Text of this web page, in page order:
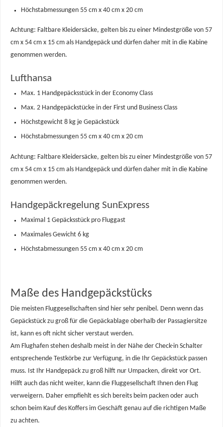
Höchstabmessungen 55 cm x 40 cm x 20 cm
Achtung: Faltbare Kleidersäcke, gelten bis zu einer Mindestgröße von 57
cm x 54 cm x 15 cm als Handgepäck und dürfen daher mit in die Kabine
genommen werden.
Lufthansa
Max. 1 Handgepäcksstück in der Economy Class
Max. 2 Handgepäckstücke in der First und Business Class
Höchstgewicht 8 kg je Gepäckstück
Höchstabmessungen 55 cm x 40 cm x 20 cm
Achtung: Faltbare Kleidersäcke, gelten bis zu einer Mindestgröße von 57
cm x 54 cm x 15 cm als Handgepäck und dürfen daher mit in die Kabine
genommen werden.
Handgepäckregelung SunExpress
Maximal 1 Gepäcksstück pro Fluggast
Maximales Gewicht 6 kg
Höchstabmessungen 55 cm x 40 cm x 20 cm
Maße des Handgepäckstücks
Die meisten Fluggesellschaften sind hier sehr penibel. Denn wenn das
Gepäckstück zu groß für die Gepäckablage oberhalb der Passagiersitze
ist, kann es oft nicht sicher verstaut werden.
Am Flughafen stehen deshalb meist in der Nähe der Check-in Schalter
entsprechende Testkörbe zur Verfügung, in die Ihr Gepäckstück passen
muss. Ist Ihr Handgepäck zu groß hilft nur Umpacken, direkt vor Ort.
Hilft auch das nicht weiter, kann die Fluggesellschaft Ihnen den Flug
verweigern. Daher empfiehlt es sich bereits beim packen oder auch
schon beim Kauf des Koffers im Geschäft genau auf die richtigen Maße
zu achten.